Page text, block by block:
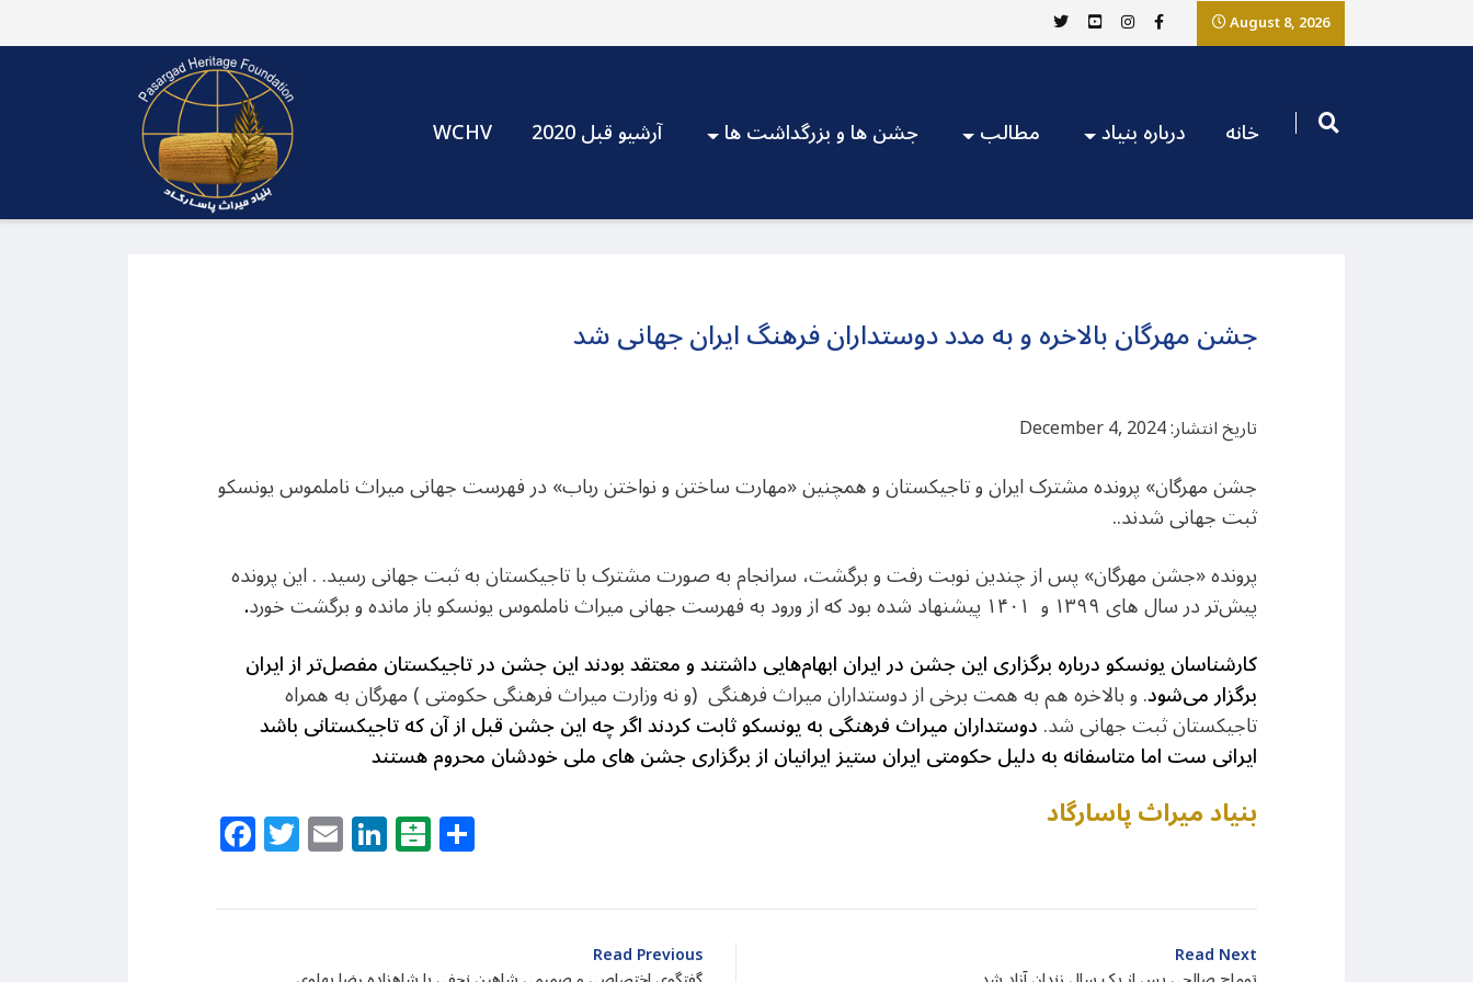
August 8, 2026
WCHV آرشیو قبل 2020 جشن ها و بزرگداشت ها مطالب درباره بنیاد خانه
جشن مهرگان بالاخره و به مدد دوستداران فرهنگ ایران جهانی شد
تاریخ انتشار: December 4, 2024
جشن مهرگان» پرونده مشترک ایران و تاجیکستان و همچنین «مهارت ساختن و نواختن رباب» در فهرست جهانی میراث ناملموس یونسکو
ثبت جهانی شدند..
پرونده «جشن مهرگان» پس از چندین نوبت رفت و برگشت، سرانجام به صورت مشترک با تاجیکستان به ثبت جهانی رسید. . این پرونده
پیش‌تر در سال های ۱۳۹۹ و ۱۴۰۱ پیشنهاد شده بود که از ورود به فهرست جهانی میراث ناملموس یونسکو باز مانده و برگشت خورد
.
کارشناسان یونسکو درباره برگزاری این جشن در ایران ابهام‌هایی داشتند و معتقد بودند این جشن در تاجیکستان مفصل‌تر از ایران
برگزار می‌شود. و بالاخره هم به همت برخی از دوستداران میراث فرهنگی (و نه وزارت میراث فرهنگی حکومتی ) مهرگان به همراه
تاجیکستان ثبت جهانی شد.دوستداران میراث فرهنگی به یونسکو ثابت کردند اگر چه این جشن قبل از آن که تاجیکستانی باشد
ایرانی ست اما متاسفانه به دلیل حکومتی ایران ستیز ایرانیان از برگزاری جشن های ملی خودشان محروم هستند
Facebook
Twitter
EmailLinkedIn
Balatarin بنیاد میراث پاسارگاد
Read Previous Read Next